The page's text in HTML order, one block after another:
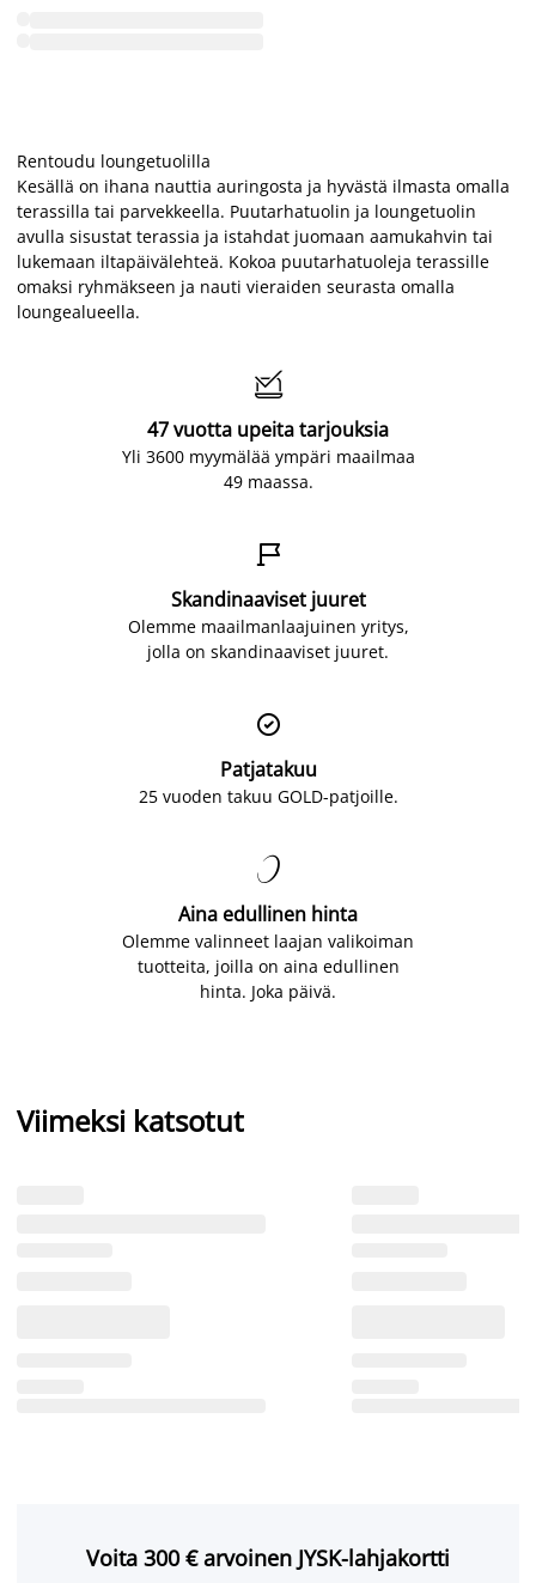
Rentoudu loungetuolilla
Kesällä on ihana nauttia auringosta ja hyvästä ilmasta omalla
terassilla tai parvekkeella. Puutarhatuolin ja loungetuolin
avulla sisustat terassia ja istahdat juomaan aamukahvin tai
lukemaan iltapäivälehteä. Kokoa puutarhatuoleja terassille
omaksi ryhmäkseen ja nauti vieraiden seurasta omalla
loungealueella.

47 vuotta upeita tarjouksia
Yli 3600 myymälää ympäri maailmaa
49 maassa.

Skandinaaviset juuret
Olemme maailmanlaajuinen yritys,
jolla on skandinaaviset juuret.

Patjatakuu
25 vuoden takuu GOLD-patjoille.

Aina edullinen hinta
Olemme valinneet laajan valikoiman
tuotteita, joilla on aina edullinen
hinta. Joka päivä.
Viimeksi katsotut
Voita 300 € arvoinen JYSK-lahjakortti